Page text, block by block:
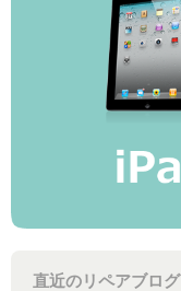
直近のリペアブログ